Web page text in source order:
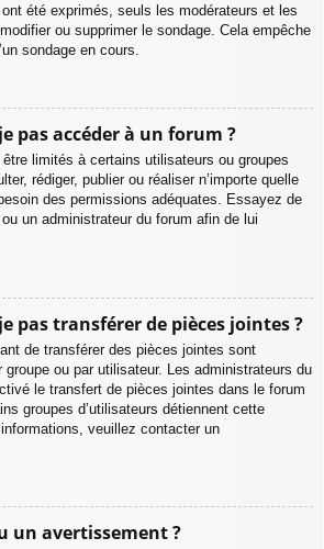
été exprimés, seuls les modérateurs et les
ou supprimer le sondage. Cela empêche
sondage en cours.
pas accéder à un forum ?
limités à certains utilisateurs ou groupes
rédiger, publier ou réaliser n’importe quelle
des permissions adéquates. Essayez de
un administrateur du forum afin de lui
pas transférer de pièces jointes ?
de transférer des pièces jointes sont
ou par utilisateur. Les administrateurs du
le transfert de pièces jointes dans le forum
groupes d’utilisateurs détiennent cette
veuillez contacter un
un avertissement ?